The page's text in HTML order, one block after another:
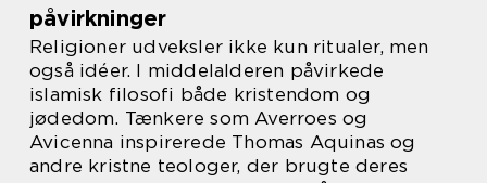
påvirkninger
Religioner udveksler ikke kun ritualer, men
også idéer. I middelalderen påvirkede
islamisk filosofi både kristendom og
jødedom. Tænkere som Averroes og
Avicenna inspirerede Thomas Aquinas og
andre kristne teologer, der brugte deres